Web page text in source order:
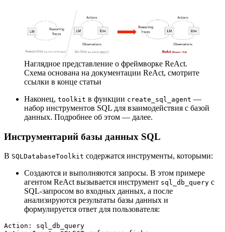
Наглядное представление о фреймворке ReAct.
Схема основана на документации ReAct, смотрите
ссылки в конце статьи
Наконец, toolkit в функции create_sql_agent ―
набор инструментов SQL для взаимодействия с базой
данных. Подробнее об этом ― далее.
Инструментарий базы данных SQL
В SQLDatabaseToolkit содержатся инструменты, которыми:
Создаются и выполняются запросы. В этом примере
агентом ReAct вызывается инструмент sql_db_query с
SQL-запросом во входных данных, а после
анализируются результаты базы данных и
формулируется ответ для пользователя:
Action: sql_db_query